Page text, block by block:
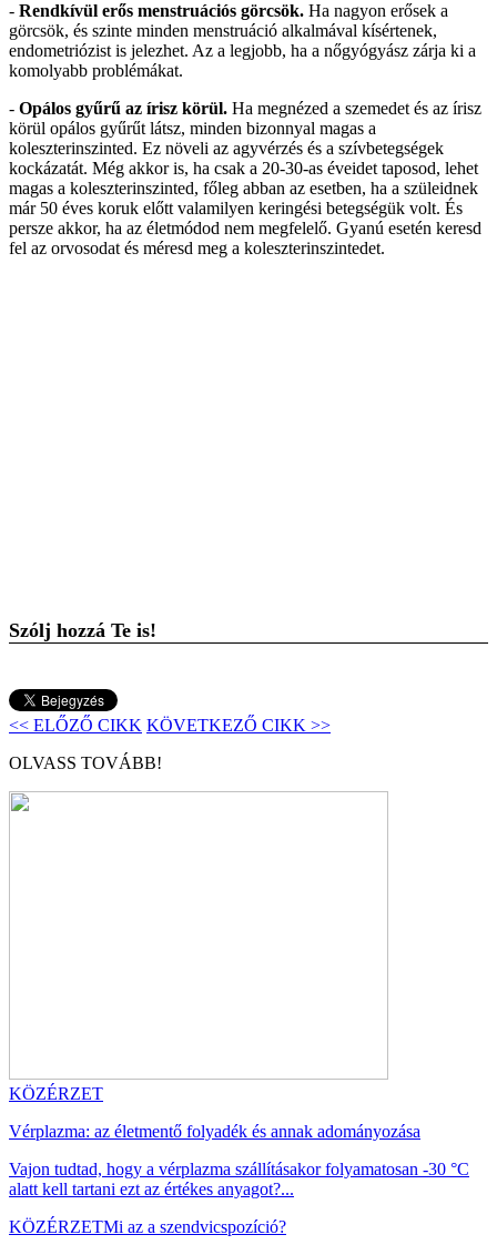
- Rendkívül erős menstruációs görcsök. Ha nagyon erősek a
görcsök, és szinte minden menstruáció alkalmával kísértenek,
endometriózist is jelezhet. Az a legjobb, ha a nőgyógyász zárja ki a
komolyabb problémákat.
- Opálos gyűrű az írisz körül. Ha megnézed a szemedet és az írisz
körül opálos gyűrűt látsz, minden bizonnyal magas a
koleszterinszinted. Ez növeli az agyvérzés és a szívbetegségek
kockázatát. Még akkor is, ha csak a 20-30-as éveidet taposod, lehet
magas a koleszterinszinted, főleg abban az esetben, ha a szüleidnek
már 50 éves koruk előtt valamilyen keringési betegségük volt. És
persze akkor, ha az életmódod nem megfelelő. Gyanú esetén keresd
fel az orvosodat és méresd meg a koleszterinszintedet.
Szólj hozzá Te is!
<< ELŐZŐ CIKK KÖVETKEZŐ CIKK >>
OLVASS TOVÁBB!
KÖZÉRZET
Vérplazma: az életmentő folyadék és annak adományozása
Vajon tudtad, hogy a vérplazma szállításakor folyamatosan -30 °C
alatt kell tartani ezt az értékes anyagot?...
KÖZÉRZETMi az a szendvicspozíció?